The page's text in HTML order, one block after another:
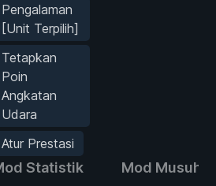
Pengalaman
[Unit Terpilih]
Tetapkan
Poin
Angkatan
Udara
Atur Prestasi
Statistik Mod Musuh